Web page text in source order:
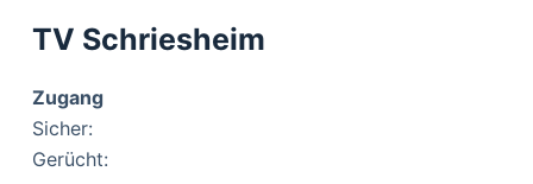
TV Schriesheim
Zugang
Sicher:
Gerücht: